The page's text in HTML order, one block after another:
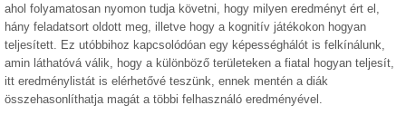
ahol folyamatosan nyomon tudja követni, hogy milyen eredményt ért el,
hány feladatsort oldott meg, illetve hogy a kognitív játékokon hogyan
teljesített. Ez utóbbihoz kapcsolódóan egy képességhálót is felkínálunk,
amin láthatóvá válik, hogy a különböző területeken a fiatal hogyan teljesít,
itt eredménylistát is elérhetővé teszünk, ennek mentén a diák
összehasonlíthatja magát a többi felhasználó eredményével.